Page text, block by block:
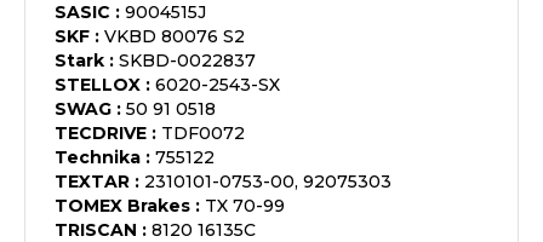
SASIC : 9004515J
SKF : VKBD 80076 S2
Stark : SKBD-0022837
STELLOX : 6020-2543-SX
SWAG : 50 91 0518
TECDRIVE : TDF0072
Technika : 755122
TEXTAR : 2310101-0753-00, 92075303
TOMEX Brakes : TX 70-99
TRISCAN : 8120 16135C